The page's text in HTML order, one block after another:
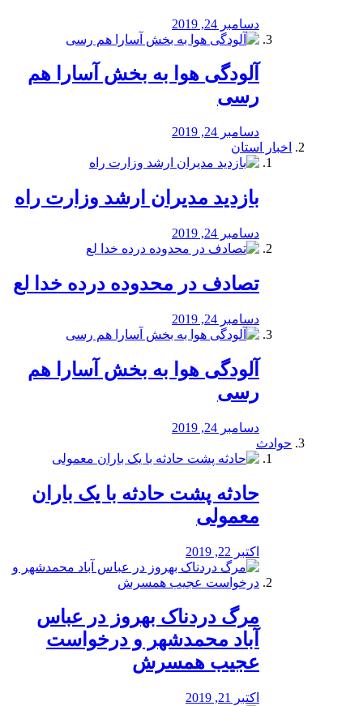
دسامبر 24, 2019
آلودگی هوا به بخش آسارا هم
رسی
دسامبر 24, 2019
اخبار استان
بازدید مدیران ارشد وزارت راه
دسامبر 24, 2019
تصادف در محدوده درده خدا لع
دسامبر 24, 2019
آلودگی هوا به بخش آسارا هم
رسی
دسامبر 24, 2019
حوادث
️حادثه پشت حادثه با یک باران
معمولی
اکتبر 22, 2019
مرگ دردناک بهروز در عباس
آباد محمدشهر و درخواست
عجیب همسرش
اکتبر 21, 2019